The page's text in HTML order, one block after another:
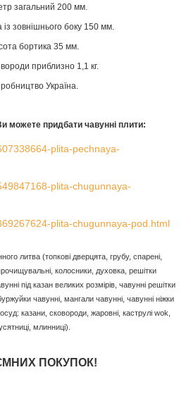
загальний 200 мм.
із зовнішнього боку 150 мм.
бортика 35 мм.
приблизно 1,1 кг.
Україна.
можете придбати чавунні плити:
plita-pechnaya-
plita-chugunnaya-
plita-chugunnaya-pod.html
литва (топкові дверцята, грубу, спарені,
колосники, духовка, решітки
під казан великих розмірів, чавунні решітки
чавунні, мангали чавунні, чавунні ніжки
казани, сковороди, жаровні, каструлі wok,
млинниці).
ПОКУПОК!